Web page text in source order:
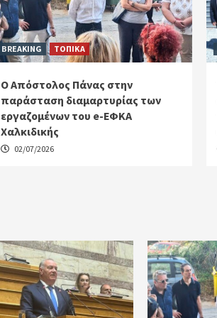
BREAKING ΤΟΠΙΚΑ
Ο Απόστολος Πάνας στην
παράσταση διαμαρτυρίας των
εργαζομένων του e-ΕΦΚΑ
Χαλκιδικής
02/07/2026